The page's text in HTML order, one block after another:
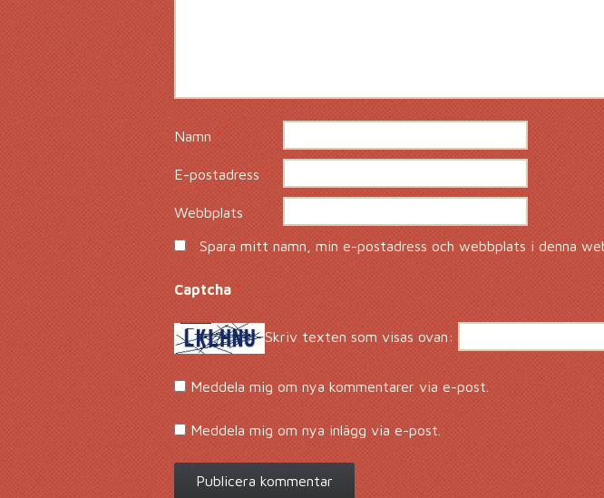
Namn*
E-postadress*
Webbplats
Spara mitt namn, min e-postadress och webbplats i denna
Captcha*
Skriv texten som visas ovan:
Meddela mig om nya kommentarer via e-post.
Meddela mig om nya inlägg via e-post.